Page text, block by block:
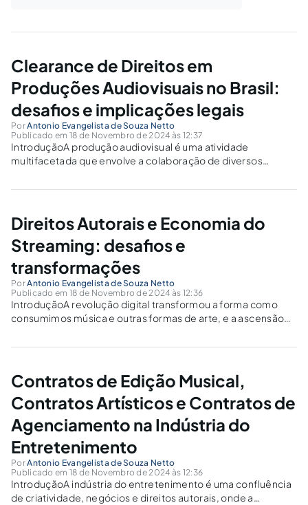
Clearance de Direitos em
Produções Audiovisuais no Brasil:
desafios e implicações legais
PorAntonio Evangelista de Souza Netto
Publicado em 18 de Novembro de 2024 às 12:37
IntroduçãoA produção audiovisual é uma atividade
multifacetada que envolve a colaboração de diversos
em outros mercados globais, a garantia de que todas as
intelectual...
Direitos Autorais e Economia do
Streaming: desafios e
transformações
PorAntonio Evangelista de Souza Netto
Publicado em 18 de Novembro de 2024 às 12:36
IntroduçãoA revolução digital transformou a forma como
consumimos música e outras formas de arte, e a ascensão
transformação. A facilidade de acesso a milhões de faixas a
Contratos de Edição Musical,
Contratos Artísticos e Contratos de
Agenciamento na Indústria do
Entretenimento
PorAntonio Evangelista de Souza Netto
Publicado em 18 de Novembro de 2024 às 12:36
IntroduçãoA indústria do entretenimento é uma confluência
de criatividade, negócios e direitos autorais, onde a